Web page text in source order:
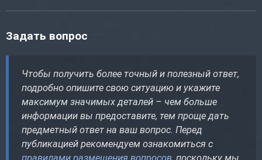
Задать вопрос
Чтобы получить более точный и полезный ответ,
подробно опишите свою ситуацию и укажите
максимум значимых деталей – чем больше
информации вы предоставите, тем проще дать
предметный ответ на ваш вопрос. Перед
публикацией рекомендуем ознакомиться с